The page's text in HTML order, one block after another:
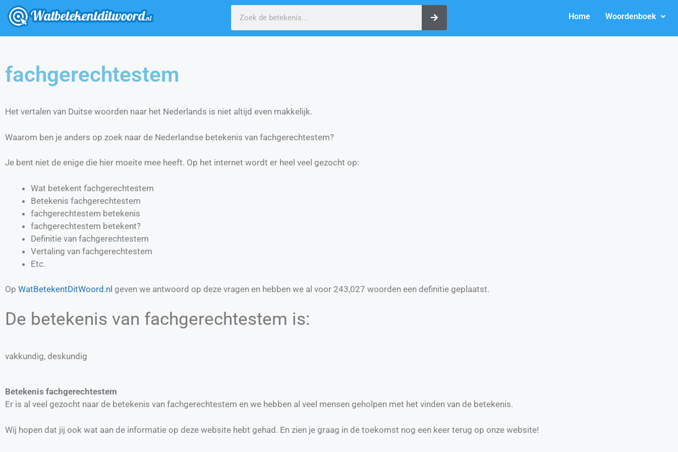
Home Woordenboek
fachgerechtestem
Het vertalen van Duitse woorden naar het Nederlands is niet altijd even makkelijk.
Waarom ben je anders op zoek naar de Nederlandse betekenis van fachgerechtestem?
Je bent niet de enige die hier moeite mee heeft. Op het internet wordt er heel veel gezocht op:
Wat betekent fachgerechtestem
Betekenis fachgerechtestem
fachgerechtestem betekenis
fachgerechtestem betekent?
Definitie van fachgerechtestem
Vertaling van fachgerechtestem
Etc.
Op WatBetekentDitWoord.nl geven we antwoord op deze vragen en hebben we al voor 243,027 woorden een definitie geplaatst.
De betekenis van fachgerechtestem is:
vakkundig, deskundig
Betekenis fachgerechtestem
Er is al veel gezocht naar de betekenis van fachgerechtestem en we hebben al veel mensen geholpen met het vinden van de betekenis.
Wij hopen dat jij ook wat aan de informatie op deze website hebt gehad. En zien je graag in de toekomst nog een keer terug op onze website!